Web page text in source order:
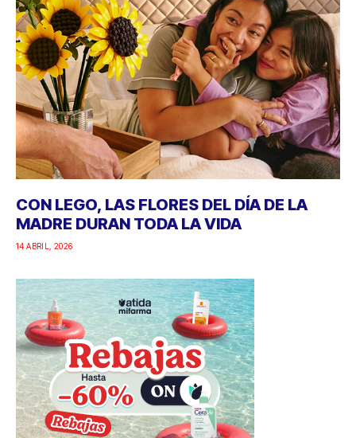
CON LEGO, LAS FLORES DEL DÍA DE LA
MADRE DURAN TODA LA VIDA
14 ABRIL, 2026